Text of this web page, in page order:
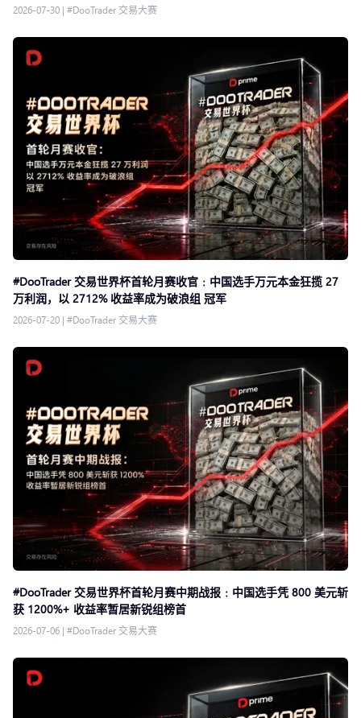
2026-07-30 | #DooTrader 交易大赛
#DooTrader 交易世界杯首轮月赛收官﹕中国选手万元本金狂揽 27
万利润，以 2712% 收益率成为破浪组 冠军
2026-07-20 | #DooTrader 交易大赛
#DooTrader 交易世界杯首轮月赛中期战报﹕中国选手凭 800 美元斩
获 1200%+ 收益率暂居新锐组榜首
2026-07-06 | #DooTrader 交易大赛